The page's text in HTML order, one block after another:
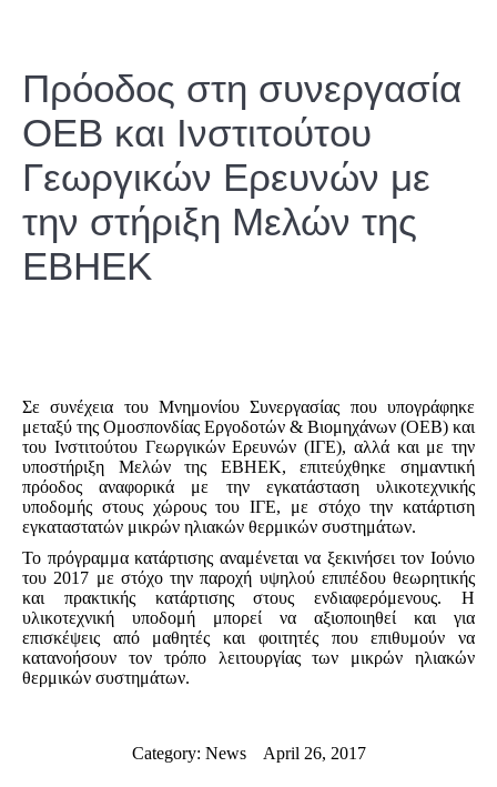
Πρόοδος στη συνεργασία
ΟΕΒ και Ινστιτούτου
Γεωργικών Ερευνών με
την στήριξη Μελών της
ΕΒΗΕΚ
Σε συνέχεια του Μνημονίου Συνεργασίας που υπογράφηκε
μεταξύ της Ομοσπονδίας Εργοδοτών & Βιομηχάνων (ΟΕΒ) και
του Ινστιτούτου Γεωργικών Ερευνών (ΙΓΕ), αλλά και με την
υποστήριξη Μελών της ΕΒΗΕΚ, επιτεύχθηκε σημαντική
πρόοδος αναφορικά με την εγκατάσταση υλικοτεχνικής
υποδομής στους χώρους του ΙΓΕ, με στόχο την κατάρτιση
εγκαταστατών μικρών ηλιακών θερμικών συστημάτων.
Το πρόγραμμα κατάρτισης αναμένεται να ξεκινήσει τον Ιούνιο
του 2017 με στόχο την παροχή υψηλού επιπέδου θεωρητικής
και πρακτικής κατάρτισης στους ενδιαφερόμενους. Η
υλικοτεχνική υποδομή μπορεί να αξιοποιηθεί και για
επισκέψεις από μαθητές και φοιτητές που επιθυμούν να
κατανοήσουν τον τρόπο λειτουργίας των μικρών ηλιακών
θερμικών συστημάτων.
Category: News April 26, 2017